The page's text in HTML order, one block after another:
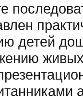
детей